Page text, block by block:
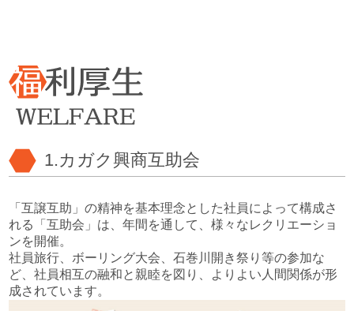
1.カガク興商互助会
「互譲互助」の精神を基本理念とした社員によって構成さ
れる「互助会」は、年間を通して、様々なレクリエーショ
ンを開催。
社員旅行、ボーリング大会、石巻川開き祭り等の参加な
ど、社員相互の融和と親睦を図り、よりよい人間関係が形
成されています。